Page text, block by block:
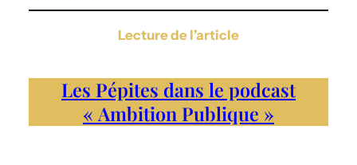
Lecture de l’article
Les Pépites dans le podcast
« Ambition Publique »